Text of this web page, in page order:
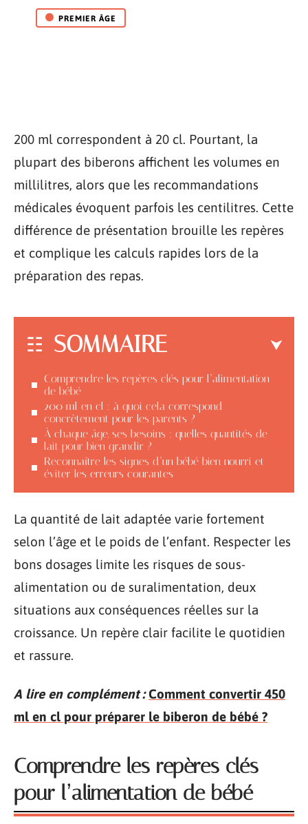
PREMIER ÂGE
200 ml correspondent à 20 cl. Pourtant, la
plupart des biberons affichent les volumes en
millilitres, alors que les recommandations
médicales évoquent parfois les centilitres. Cette
différence de présentation brouille les repères
et complique les calculs rapides lors de la
préparation des repas.
SOMMAIRE
Comprendre les repères clés pour l’alimentation
de bébé
200 ml en cl : à quoi cela correspond
concrètement pour les parents ?
À chaque âge, ses besoins : quelles quantités de
lait pour bien grandir ?
Reconnaître les signes d’un bébé bien nourri et
éviter les erreurs courantes
La quantité de lait adaptée varie fortement
selon l’âge et le poids de l’enfant. Respecter les
bons dosages limite les risques de sous-
alimentation ou de suralimentation, deux
situations aux conséquences réelles sur la
croissance. Un repère clair facilite le quotidien
et rassure.
A lire en complément : Comment convertir 450
ml en cl pour préparer le biberon de bébé ?
Comprendre les repères clés
pour l’alimentation de bébé